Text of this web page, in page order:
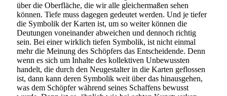
über die Oberfläche, die wir alle gleichermaßen sehen
können. Tiefe muss dagegen gedeutet werden. Und je tiefer
die Symbolik der Karten ist, um so weiter können die
Deutungen voneinander abweichen und dennoch richtig
sein. Bei einer wirklich tiefen Symbolik, ist nicht einmal
mehr die Meinung des Schöpfers das Entscheidende. Denn
wenn es sich um Inhalte des kollektiven Unbewussten
handelt, die durch den Neugestalter in die Karten geflossen
ist, dann kann deren Symbolik weit über das hinausgehen,
was dem Schöpfer während seines Schaffens bewusst